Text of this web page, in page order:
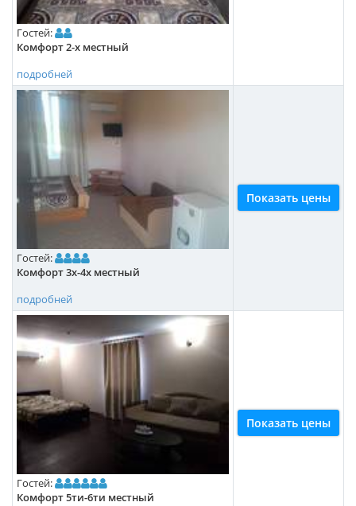
Гостей:
Комфорт 2-х местный
подробней
Гостей:
Комфорт 3х-4х местный
подробней
Показать цены
Гостей:
Комфорт 5ти-6ти местный
Показать цены